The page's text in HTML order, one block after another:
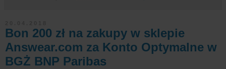
Bon 200 zł na zakupy w sklepie
Answear.com za Konto Optymalne w
BGŻ BNP Paribas